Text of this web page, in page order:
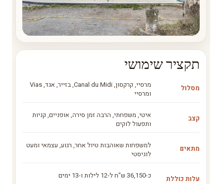
תקציר שימושי
מסלול
מרסיי, קרקסון, Canal du Midi, בזייר, אגד, Vias
ומרסיי
קצב
איטי, משפחתי, הרבה זמן סירה, אופניים, קניות
ותפעול לוקים
מתאים
למשפחות שאוהבות טיול אחר, רגוע, עצמאי ומעט
לוגיסטי
עלות כוללת כ-36,150 ש"ח ל-12 לילות ו-13 ימים